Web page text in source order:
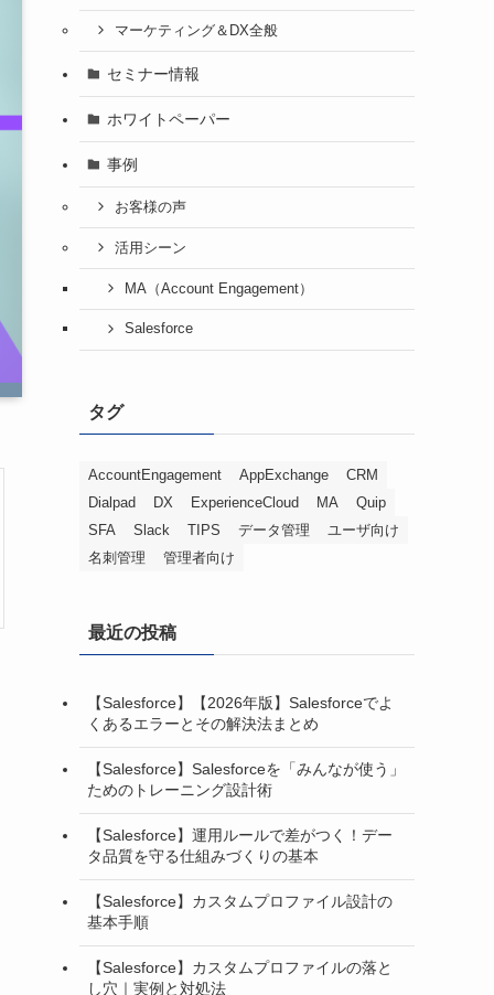
マーケティング＆DX全般
セミナー情報
ホワイトペーパー
事例
お客様の声
活用シーン
MA（Account Engagement）
Salesforce
タグ
AccountEngagement AppExchange
CRM
Dialpad
DX ExperienceCloud MA
Quip
SFA
Slack TIPS データ管理
ユーザ向け
名刺管理
管理者向け
最近の投稿
【Salesforce】【2026年版】Salesforceでよ
くあるエラーとその解決法まとめ
【Salesforce】Salesforceを「みんなが使う」
ためのトレーニング設計術
【Salesforce】運用ルールで差がつく！デー
タ品質を守る仕組みづくりの基本
【Salesforce】カスタムプロファイル設計の
基本手順
【Salesforce】カスタムプロファイルの落と
し穴｜実例と対処法